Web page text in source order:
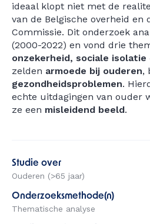
ideaal klopt niet met de
van de Belgische overheid en
Commissie. Dit onderzoek
(2000-2022) en vond drie
onzekerheid, sociale isolatie
zelden armoede bij ouderen,
gezondheidsproblemen.
echte uitdagingen van ouder
ze een misleidend beeld.
Studie over
Ouderen (>65 jaar)
Onderzoeksmethode(n)
Thematische analyse